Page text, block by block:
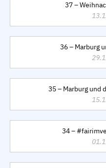
37 –
36 – Marburg
35 – Marburg und
34 –